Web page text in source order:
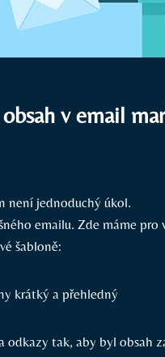
v email
není jednoduchý úkol.
emailu. Zde máme
šabloně:
krátký a přehledný
tak, aby byl obsah